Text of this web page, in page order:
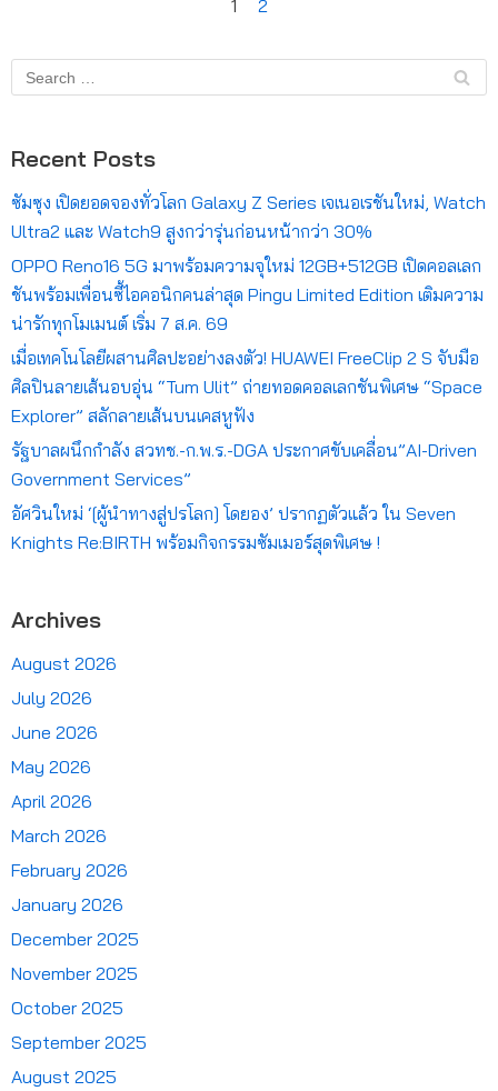
1 2
Recent Posts
ซัมซุง เปิดยอดจองทั่วโลก Galaxy Z Series เจเนอเรชันใหม่, Watch
Ultra2 และ Watch9 สูงกว่ารุ่นก่อนหน้ากว่า 30%
OPPO Reno16 5G มาพร้อมความจุใหม่ 12GB+512GB เปิดคอลเลก
ชันพร้อมเพื่อนซี้ไอคอนิกคนล่าสุด Pingu Limited Edition เติมความ
น่ารักทุกโมเมนต์ เริ่ม 7 ส.ค. 69
เมื่อเทคโนโลยีผสานศิลปะอย่างลงตัว! HUAWEI FreeClip 2 S จับมือ
ศิลปินลายเส้นอบอุ่น “Tum Ulit” ถ่ายทอดคอลเลกชันพิเศษ “Space
Explorer” สลักลายเส้นบนเคสหูฟัง
รัฐบาลผนึกกำลัง สวทช.-ก.พ.ร.-DGA ประกาศขับเคลื่อน”AI-Driven
Government Services”
อัศวินใหม่ ‘[ผู้นำทางสู่ปรโลก] โดยอง’ ปรากฏตัวแล้ว ใน Seven
Knights Re:BIRTH พร้อมกิจกรรมซัมเมอร์สุดพิเศษ !
Archives
August 2026
July 2026
June 2026
May 2026
April 2026
March 2026
February 2026
January 2026
December 2025
November 2025
October 2025
September 2025
August 2025